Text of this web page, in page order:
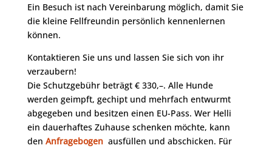
Ein Besuch ist nach Vereinbarung möglich, damit Sie
die kleine Fellfreundin persönlich kennenlernen
können.
Kontaktieren Sie uns und lassen Sie sich von ihr
verzaubern!
Die Schutzgebühr beträgt € 330,–. Alle Hunde
werden geimpft, gechipt und mehrfach entwurmt
abgegeben und besitzen einen EU-Pass. Wer Helli
ein dauerhaftes Zuhause schenken möchte, kann
den Anfragebogenausfüllen und abschicken. Für